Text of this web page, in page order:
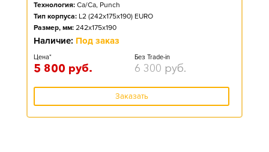
Технология: Ca/Ca, Punch
Тип корпуса: L2 (242x175x190) EURO
Размер, мм: 242x175x190
Наличие: Под заказ
Цена*
5 800 руб.
Без Trade-in
6 300 руб.
Заказать